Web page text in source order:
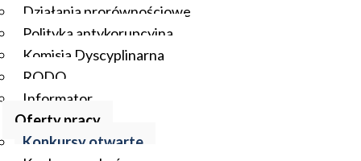
Działania prorównościowe
Polityka antykorupcyjna
Komisja Dyscyplinarna
RODO
Informator
Oferty pracy
Konkursy otwarte